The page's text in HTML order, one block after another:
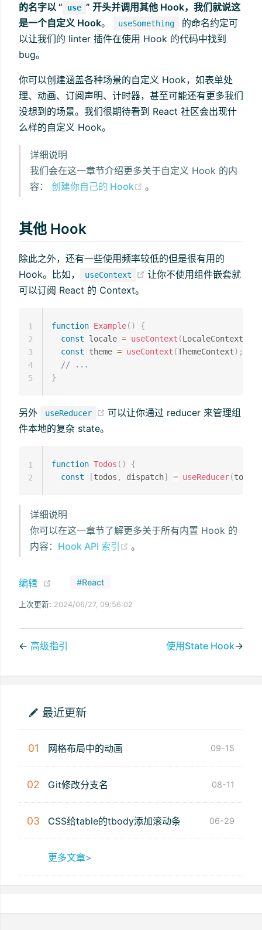
的名字以 “
use ” 开头并调用其他 Hook，我们就说这
是一个自定义 Hook。 useSomething
的命名约定可
以让我们的 linter 插件在使用 Hook 的代码中找到
bug。
你可以创建涵盖各种场景的自定义 Hook，如表单处
理、动画、订阅声明、计时器，甚至可能还有更多我们
没想到的场景。我们很期待看到 React 社区会出现什
么样的自定义 Hook。
详细说明
我们会在这一章节介绍更多关于自定义 Hook 的内
容：创建你自己的 Hook (opens new window)
。
其他 Hook
除此之外，还有一些使用频率较低的但是很有用的
Hook。比如，
useContext (opens new window)
让你不使用组件嵌套就
可以订阅 React 的 Context。
function Example( )
{
const locale = useContext (LocaleContext
const theme = useContext (ThemeContext) ;
// ...
}
1
2
3
4
5
另外 useReducer (opens new window)
可以让你通过 reducer 来管理组
件本地的复杂 state。
function Todos ( )
{
const
[todos , dispatch] = useReducer(
1
2
详细说明
你可以在这一章节了解更多关于所有内置 Hook 的
内容： Hook API 索引 (opens new window)
。
编辑 (opens new window)
#React
上次更新: 2024/06/27, 09:56:02
← 高级指引 使用State Hook→
最近更新
01 网格布局中的动画 09-15
02 Git修改分支名 08-11
03 CSS给table的tbody添加滚动条 06-29
更多文章>